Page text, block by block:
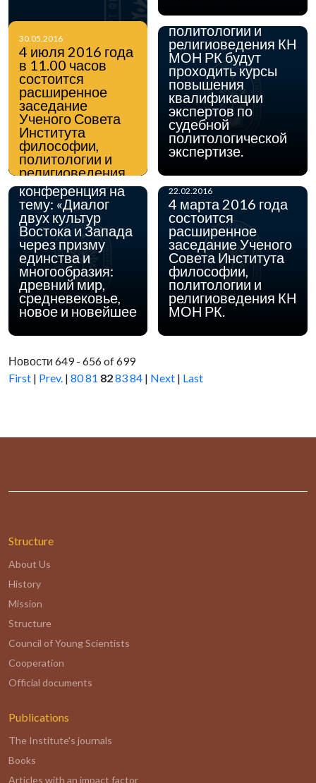
30.05.2016
4 июля 2016 года
в 11.00 часов
состоится
расширенное
заседание
Ученого Совета
Института
философии,
политологии и
религиоведения
КН МОН РК.
философии,
политологии и
религиоведения КН
МОН РК будут
проходить курсы
повышения
квалификации
экспертов по
судебной
политологической
экспертизе.
18.03.2016
29 апреля 2016
года в Институте
философии,
политологии и
религиоведения
КН МОН РК
состоится
международная
научная
конференция на
тему: «Диалог
двух культур
Востока и Запада
через призму
единства и
многообразия:
древний мир,
средневековье,
новое и новейшее
22.02.2016
4 марта 2016 года
состоится
расширенное
заседание Ученого
Совета Института
философии,
политологии и
религиоведения КН
МОН РК.
Новости 649 - 656 of 699
First | Prev. | 8081 828384 | Next | Last
Structure
About Us
History
Mission
Structure
Council of Young Scientists
Cooperation
Official documents
Publications
The Institute's journals
Books
Articles with an impact factor